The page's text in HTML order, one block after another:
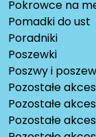
Pokrowce na
Pomadki do ust
Poradniki
Poszewki
Poszwy i
Pozostałe
Pozostałe
Pozostałe